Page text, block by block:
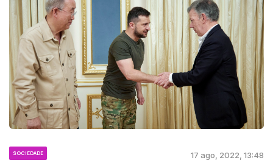
SOCIEDADE 17 ago, 2022, 13:48